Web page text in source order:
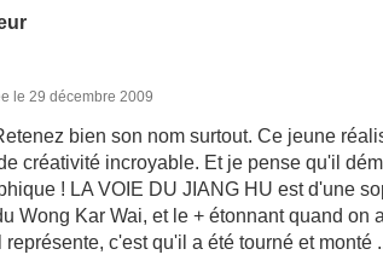
le 29 décembre 2009
bien son nom surtout. Ce jeune
créativité incroyable. Et je pense qu'il
! LA VOIE DU JIANG HU est d'une
Wong Kar Wai, et le + étonnant quand on
représente, c'est qu'il a été tourné et monté